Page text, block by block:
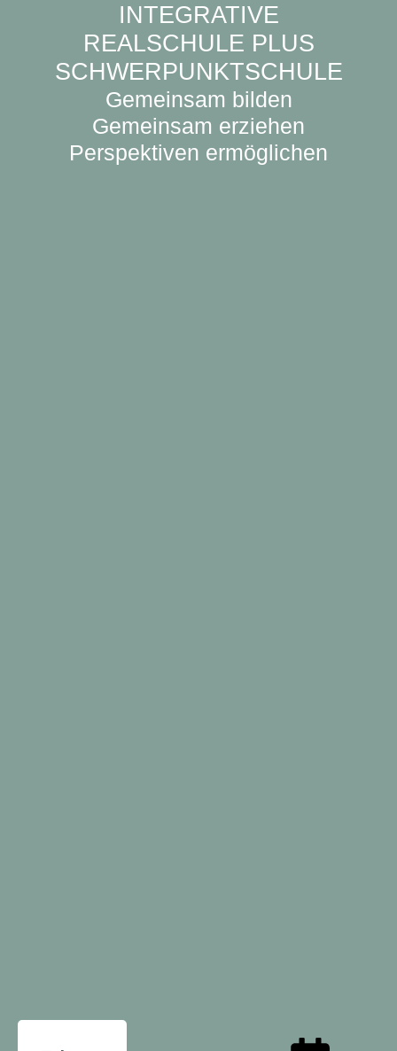
INTEGRATIVE
REALSCHULE PLUS
SCHWERPUNKTSCHULE
Gemeinsam bilden
Gemeinsam erziehen
Perspektiven ermöglichen